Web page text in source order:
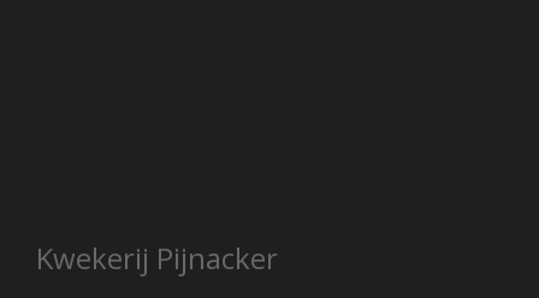
Kwekerij Pijnacker